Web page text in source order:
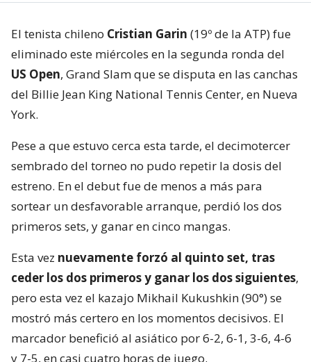
El tenista chileno Cristian Garin (19º de la ATP) fue
eliminado este miércoles en la segunda ronda del
US Open, Grand Slam que se disputa en las canchas
del Billie Jean King National Tennis Center, en Nueva
York.
Pese a que estuvo cerca esta tarde, el decimotercer
sembrado del torneo no pudo repetir la dosis del
estreno. En el debut fue de menos a más para
sortear un desfavorable arranque, perdió los dos
primeros sets, y ganar en cinco mangas.
Esta vez nuevamente forzó al quinto set, tras
ceder los dos primeros y ganar los dos siguientes,
pero esta vez el kazajo Mikhail Kukushkin (90°) se
mostró más certero en los momentos decisivos. El
marcador benefició al asiático por 6-2, 6-1, 3-6, 4-6
y 7-5, en casi cuatro horas de juego.